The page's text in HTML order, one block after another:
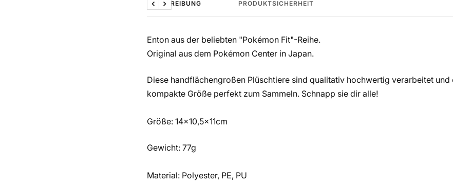
BESCHREIBUNG PRODUKTSICHERHEIT
ZurückWeiter
Enton aus der beliebten "Pokémon Fit"-Reihe.
Original aus dem Pokémon Center in Japan.
Diese handflächengroßen Plüschtiere sind qualitativ hochwertig verarbeitet und
kompakte Größe perfekt zum Sammeln. Schnapp sie dir alle!
Größe: 14x10,5x11cm
Gewicht: 77g
Material: Polyester, PE, PU